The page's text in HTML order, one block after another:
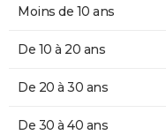
Moins de 10 ans
De 10 à 20 ans
De 20 à 30 ans
De 30 à 40 ans